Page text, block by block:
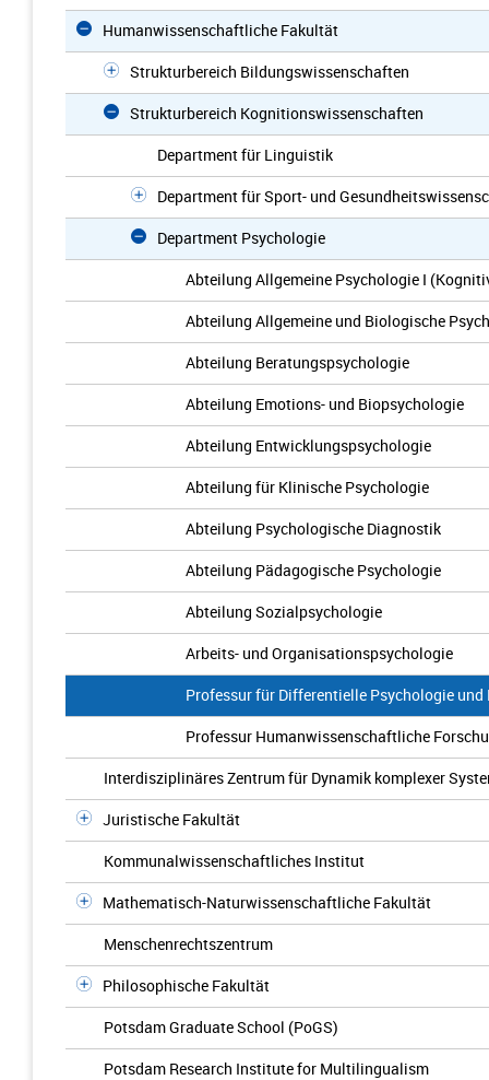
Humanwissenschaftliche Fakultät
Strukturbereich Bildungswissenschaften
Strukturbereich Kognitionswissenschaften
Department für Linguistik
Department für Sport- und
Department Psychologie
Abteilung Allgemeine Psychologie I
Abteilung Allgemeine und Biologische
Abteilung Beratungspsychologie
Abteilung Emotions- und Biopsychologie
Abteilung Entwicklungspsychologie
Abteilung für Klinische Psychologie
Abteilung Psychologische Diagnostik
Abteilung Pädagogische Psychologie
Abteilung Sozialpsychologie
Arbeits- und Organisationspsychologie
Professur für Differentielle Psychologie
Professur Humanwissenschaftliche
Interdisziplinäres Zentrum für Dynamik komplexer
Juristische Fakultät
Kommunalwissenschaftliches Institut
Mathematisch-Naturwissenschaftliche Fakultät
Menschenrechtszentrum
Philosophische Fakultät
Potsdam Graduate School (PoGS)
Potsdam Research Institute for Multilingualism